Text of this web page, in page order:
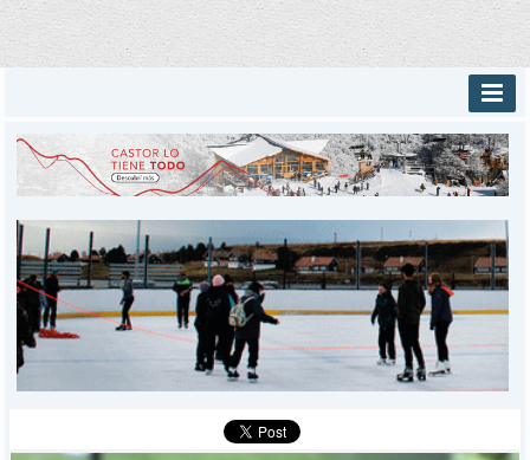
INICIO
PROVINCIALES
DEPORTES
POLICIALES
I-DIARIO
MÁS
BÚSQUEDA